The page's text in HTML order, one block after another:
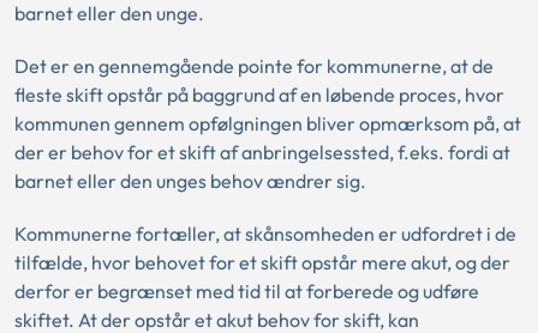
barnet eller den unge.
Det er en gennemgående pointe for kommunerne, at de
fleste skift opstår på baggrund af en løbende proces, hvor
kommunen gennem opfølgningen bliver opmærksom på, at
der er behov for et skift af anbringelsessted, f.eks. fordi at
barnet eller den unges behov ændrer sig.
Kommunerne fortæller, at skånsomheden er udfordret i de
tilfælde, hvor behovet for et skift opstår mere akut, og der
derfor er begrænset med tid til at forberede og udføre
skiftet. At der opstår et akut behov for skift, kan